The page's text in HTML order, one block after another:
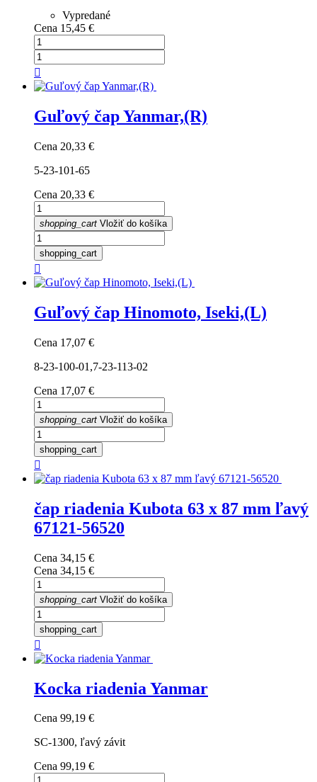
Vypredané
Cena 15,45 €

Guľový čap Yanmar,(R)
Cena 20,33 €
5-23-101-65
Cena 20,33 €
shopping_cart Vložiť do košíka
shopping_cart

Guľový čap Hinomoto, Iseki,(L)
Cena 17,07 €
8-23-100-01,7-23-113-02
Cena 17,07 €
shopping_cart Vložiť do košíka
shopping_cart

čap riadenia Kubota 63 x 87 mm ľavý
67121-56520
Cena 34,15 €
Cena 34,15 €
shopping_cart Vložiť do košíka
shopping_cart

Kocka riadenia Yanmar
Cena 99,19 €
SC-1300, ľavý závit
Cena 99,19 €